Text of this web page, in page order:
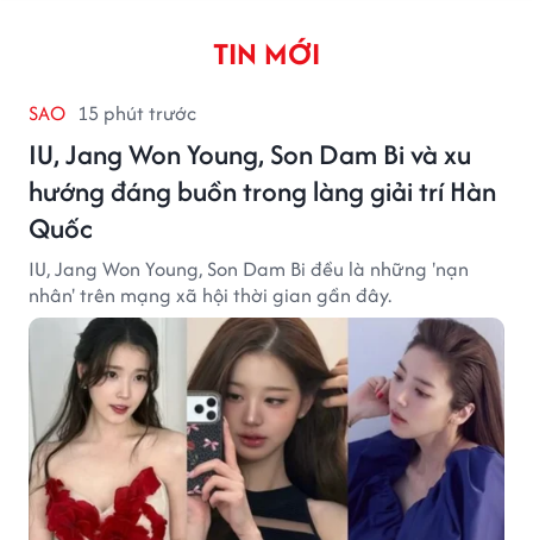
TIN MỚI
SAO 15 phút trước
IU, Jang Won Young, Son Dam Bi và xu
hướng đáng buồn trong làng giải trí Hàn
Quốc
IU, Jang Won Young, Son Dam Bi đều là những 'nạn
nhân' trên mạng xã hội thời gian gần đây.